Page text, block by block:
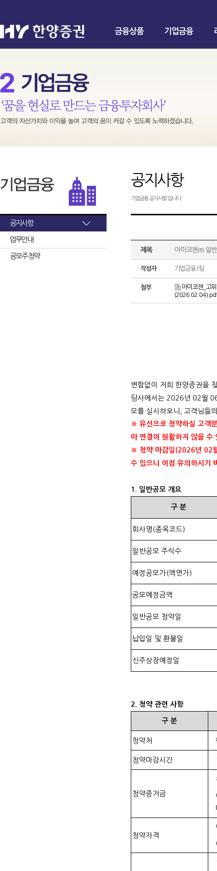
금융상품 기업금융
공지사항
업무안내
공모주 청약
공지사항
기업금융 공지사항 입니다.
제목 아미코젠㈜ 일
작성자 기업금융1팀
첨부
아미코젠_고
변함없이 저희 한양증권을
당사에서는 2026 년 02 월
모를 실시하오니
고객님들
※ 유선으로 청약하실 고객
아 연결이 원활하지 않을 수
※ 청약 마감일 (2026년 02
수 있으니 이점 유의하시기
1. 일반공모 개요
구 분
회사명 (종목코드)
일반공모 주식수
예정공모가(액면가)
공모예정금액
일반공모 청약일
납입일 및 환불일
신주상장예정일
2. 청약 관련 사항
구 분
청약처
청약마감시간
청약증거금
청약자격